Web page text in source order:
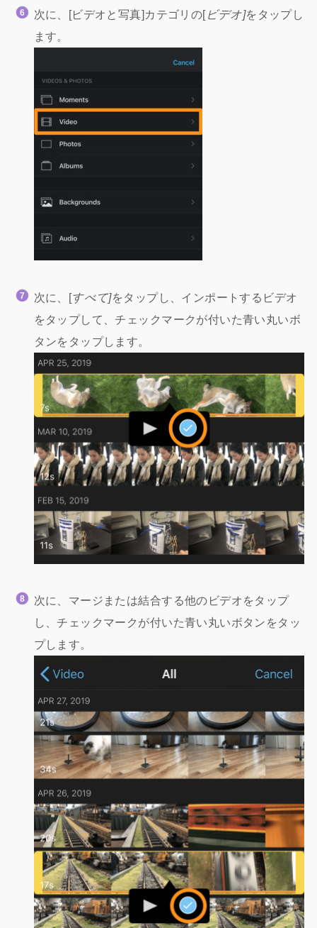
次に、[ビデオと写真]カテゴリの[ビデオ]をタップし
ます。
次に、[すべて]をタップし、インポートするビデオ
をタップして、チェックマークが付いた青い丸いボ
タンをタップします。
次に、マージまたは結合する他のビデオをタップ
し、チェックマークが付いた青い丸いボタンをタッ
プします。